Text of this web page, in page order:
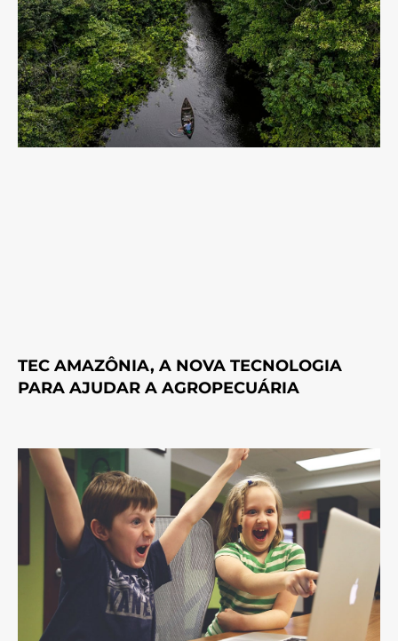
TEC AMAZÔNIA, A NOVA TECNOLOGIA
PARA AJUDAR A AGROPECUÁRIA